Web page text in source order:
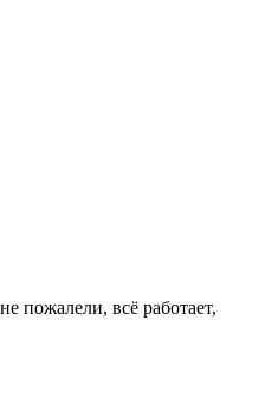
пожалели, всё работает,